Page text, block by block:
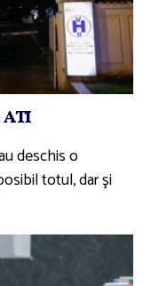
deschis o
totul, dar şi